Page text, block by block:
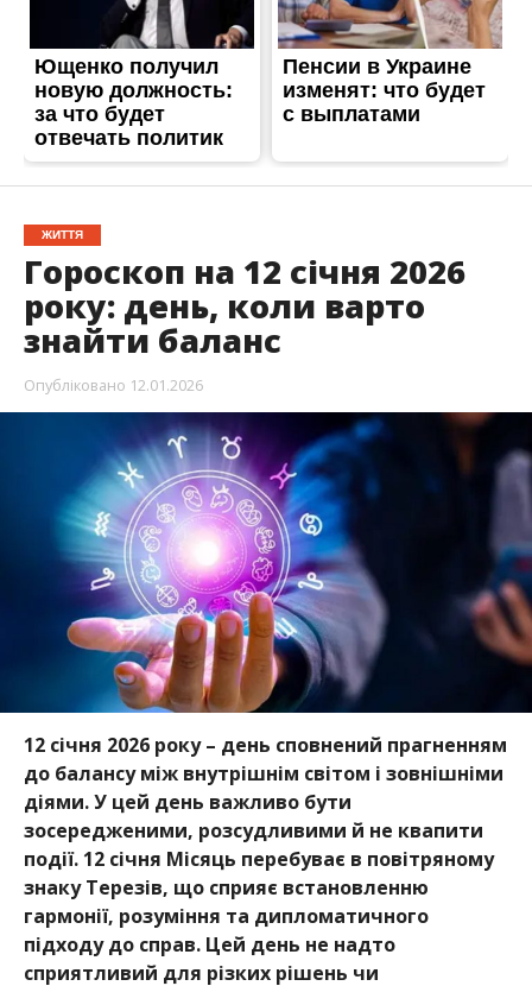
ЖИТТЯ
Гороскоп на 12 січня 2026
року: день, коли варто
знайти баланс
Опубліковано 12.01.2026
12 січня 2026 року – день сповнений прагненням
до балансу між внутрішнім світом і зовнішніми
діями. У цей день важливо бути
зосередженими, розсудливими й не квапити
події. 12 січня Місяць перебуває в повітряному
знаку Терезів, що сприяє встановленню
гармонії, розуміння та дипломатичного
підходу до справ. Цей день не надто
сприятливий для різких рішень чи